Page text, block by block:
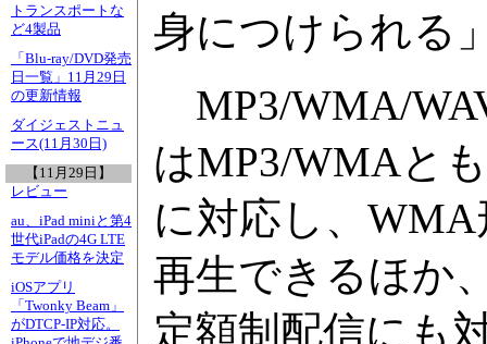
トランスポートな
ど4製品
「Blu-ray/DVD発売
日一覧」11月29日
の更新情報
ダイジェストニュ
ース(11月30日)
【11月29日】
レビュー
au、iPad miniと第4
世代iPadの4G LTE
モデル価格を決定
iOSアプリ
「Twonky Beam」
がDTCP-IP対応。
身につけられる
MP3/WMA/
はMP3/WMAと
に対応し、
再生できるほか
定額制配信にも